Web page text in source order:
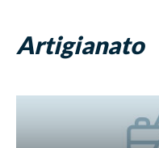
Artigianato